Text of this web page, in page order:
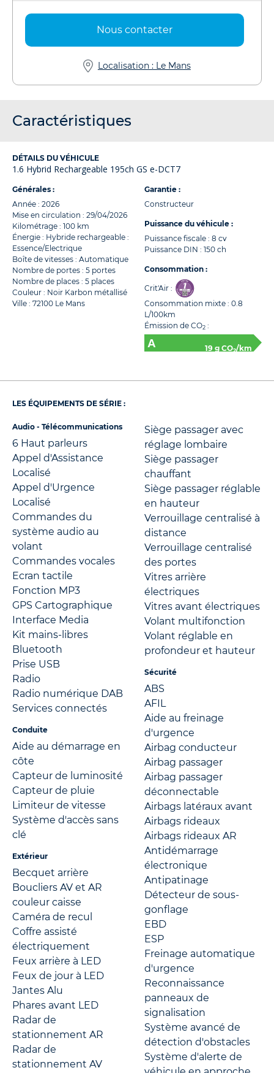
Nous contacter
Localisation : Le Mans
Caractéristiques
DÉTAILS DU VÉHICULE
1.6 Hybrid Rechargeable 195ch GS e-DCT7
Générales :
Année : 2026
Mise en circulation : 29/04/2026
Kilométrage : 100 km
Énergie : Hybride rechargeable :
Essence/Electrique
Boîte de vitesses : Automatique
Nombre de portes : 5 portes
Nombre de places : 5 places
Couleur : Noir Karbon métallisé
Ville : 72100 Le Mans
Garantie :
Constructeur
Puissance du véhicule :
Puissance fiscale : 8 cv
Puissance DIN : 150 ch
Consommation :
Crit'Air :
Consommation mixte : 0.8
L/100km
Émission de CO2 :
19 g CO2/km
LES ÉQUIPEMENTS DE SÉRIE :
Audio - Télécommunications
6 Haut parleurs
Appel d'Assistance
Localisé
Appel d'Urgence
Localisé
Commandes du
système audio au
volant
Commandes vocales
Ecran tactile
Fonction MP3
GPS Cartographique
Interface Media
Kit mains-libres
Bluetooth
Prise USB
Radio
Radio numérique DAB
Services connectés
Conduite
Aide au démarrage en
côte
Capteur de luminosité
Capteur de pluie
Limiteur de vitesse
Système d'accès sans
clé
Extérieur
Becquet arrière
Boucliers AV et AR
couleur caisse
Caméra de recul
Coffre assisté
électriquement
Feux arrière à LED
Feux de jour à LED
Jantes Alu
Phares avant LED
Radar de
stationnement AR
Radar de
stationnement AV
Siège passager avec
réglage lombaire
Siège passager
chauffant
Siège passager réglable
en hauteur
Verrouillage centralisé à
distance
Verrouillage centralisé
des portes
Vitres arrière
électriques
Vitres avant électriques
Volant multifonction
Volant réglable en
profondeur et hauteur
Sécurité
ABS
AFIL
Aide au freinage
d'urgence
Airbag conducteur
Airbag passager
Airbag passager
déconnectable
Airbags latéraux avant
Airbags rideaux
Airbags rideaux AR
Antidémarrage
électronique
Antipatinage
Détecteur de sous-
gonflage
EBD
ESP
Freinage automatique
d'urgence
Reconnaissance
panneaux de
signalisation
Système avancé de
détection d'obstacles
Système d'alerte de